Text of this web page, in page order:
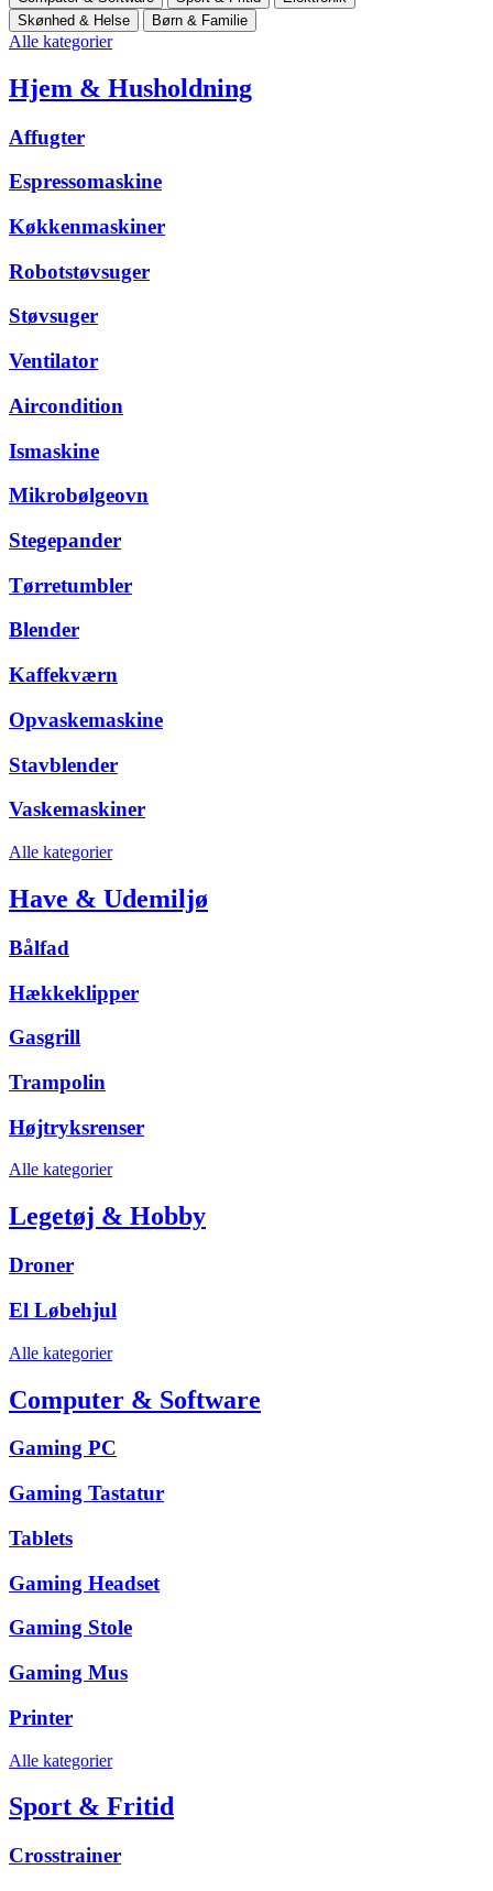
Skønhed & Helse
Børn & Familie
Alle kategorier
Hjem & Husholdning
Affugter
Espressomaskine
Køkkenmaskiner
Robotstøvsuger
Støvsuger
Ventilator
Aircondition
Ismaskine
Mikrobølgeovn
Stegepander
Tørretumbler
Blender
Kaffekværn
Opvaskemaskine
Stavblender
Vaskemaskiner
Alle kategorier
Have & Udemiljø
Bålfad
Hækkeklipper
Gasgrill
Trampolin
Højtryksrenser
Alle kategorier
Legetøj & Hobby
Droner
El Løbehjul
Alle kategorier
Computer & Software
Gaming PC
Gaming Tastatur
Tablets
Gaming Headset
Gaming Stole
Gaming Mus
Printer
Alle kategorier
Sport & Fritid
Crosstrainer